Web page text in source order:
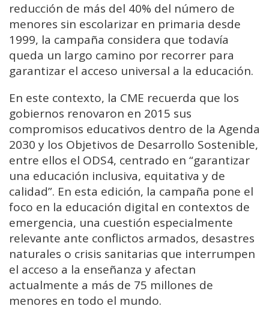
reducción de más del 40% del número de
menores sin escolarizar en primaria desde
1999, la campaña considera que todavía
queda un largo camino por recorrer para
garantizar el acceso universal a la educación.
En este contexto, la CME recuerda que los
gobiernos renovaron en 2015 sus
compromisos educativos dentro de la Agenda
2030 y los Objetivos de Desarrollo Sostenible,
entre ellos el ODS4, centrado en “garantizar
una educación inclusiva, equitativa y de
calidad”. En esta edición, la campaña pone el
foco en la educación digital en contextos de
emergencia, una cuestión especialmente
relevante ante conflictos armados, desastres
naturales o crisis sanitarias que interrumpen
el acceso a la enseñanza y afectan
actualmente a más de 75 millones de
menores en todo el mundo.